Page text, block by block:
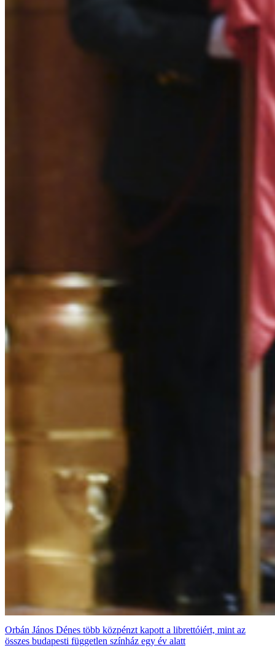
Orbán János Dénes több közpénzt kapott a librettóiért, mint az
összes budapesti független színház egy év alatt